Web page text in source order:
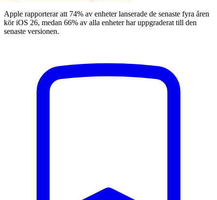
Apple rapporterar att 74% av enheter lanserade de senaste fyra åren
kör iOS 26, medan 66% av alla enheter har uppgraderat till den
senaste versionen.